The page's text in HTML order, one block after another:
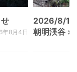
年8月4日
2026/8/
朝明渓谷 ×